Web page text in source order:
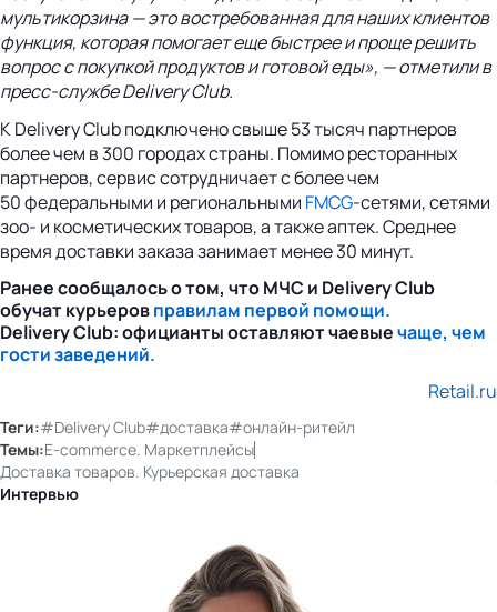
мультикорзина — это востребованная для наших клиентов
функция, которая помогает еще быстрее и проще решить
вопрос с покупкой продуктов и готовой еды», — отметили в
пресс-службе Delivery Club.
К Delivery Club подключено свыше 53 тысяч партнеров
более чем в 300 городах страны. Помимо ресторанных
партнеров, сервис сотрудничает с более чем
50 федеральными и региональными FMCG-сетями, сетями
зоо- и косметических товаров, а также аптек. Среднее
время доставки заказа занимает менее 30 минут.
Ранее сообщалось о том, что МЧС и Delivery Club
обучат курьеровправилам первой помощи.
Delivery Club: официанты оставляют чаевыечаще, чем
гости заведений.
Retail.ru
Теги:#Delivery Club#доставка#онлайн-ритейл
Темы:E-commerce. Маркетплейсы
Доставка товаров. Курьерская доставка
Интервью